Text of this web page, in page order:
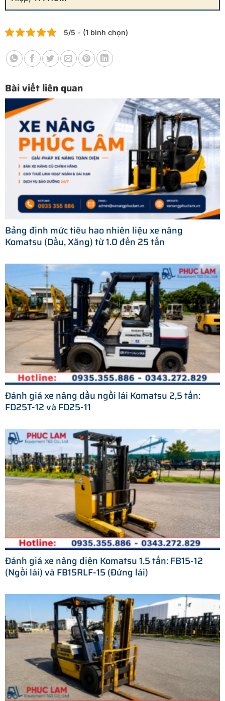
5/5 - (1 bình chọn)
Bài viết liên quan
Bảng định mức tiêu hao nhiên liệu xe nâng
Komatsu (Dầu, Xăng) từ 1.0 đến 25 tấn
Đánh giá xe nâng dầu ngồi lái Komatsu 2,5 tấn:
FD25T-12 và FD25-11
Đánh giá xe nâng điện Komatsu 1.5 tấn: FB15-12
(Ngồi lái) và FB15RLF-15 (Đứng lái)